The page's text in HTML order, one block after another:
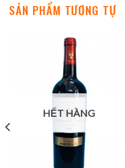
SẢN PHẨM TƯƠNG TỰ
HẾT HÀNG